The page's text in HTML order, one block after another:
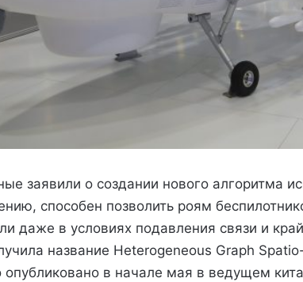
заявили о создании нового алгоритма
способен позволить роям
даже в условиях подавления связи и
название Heterogeneous Graph
опубликовано в начале мая в ведущем